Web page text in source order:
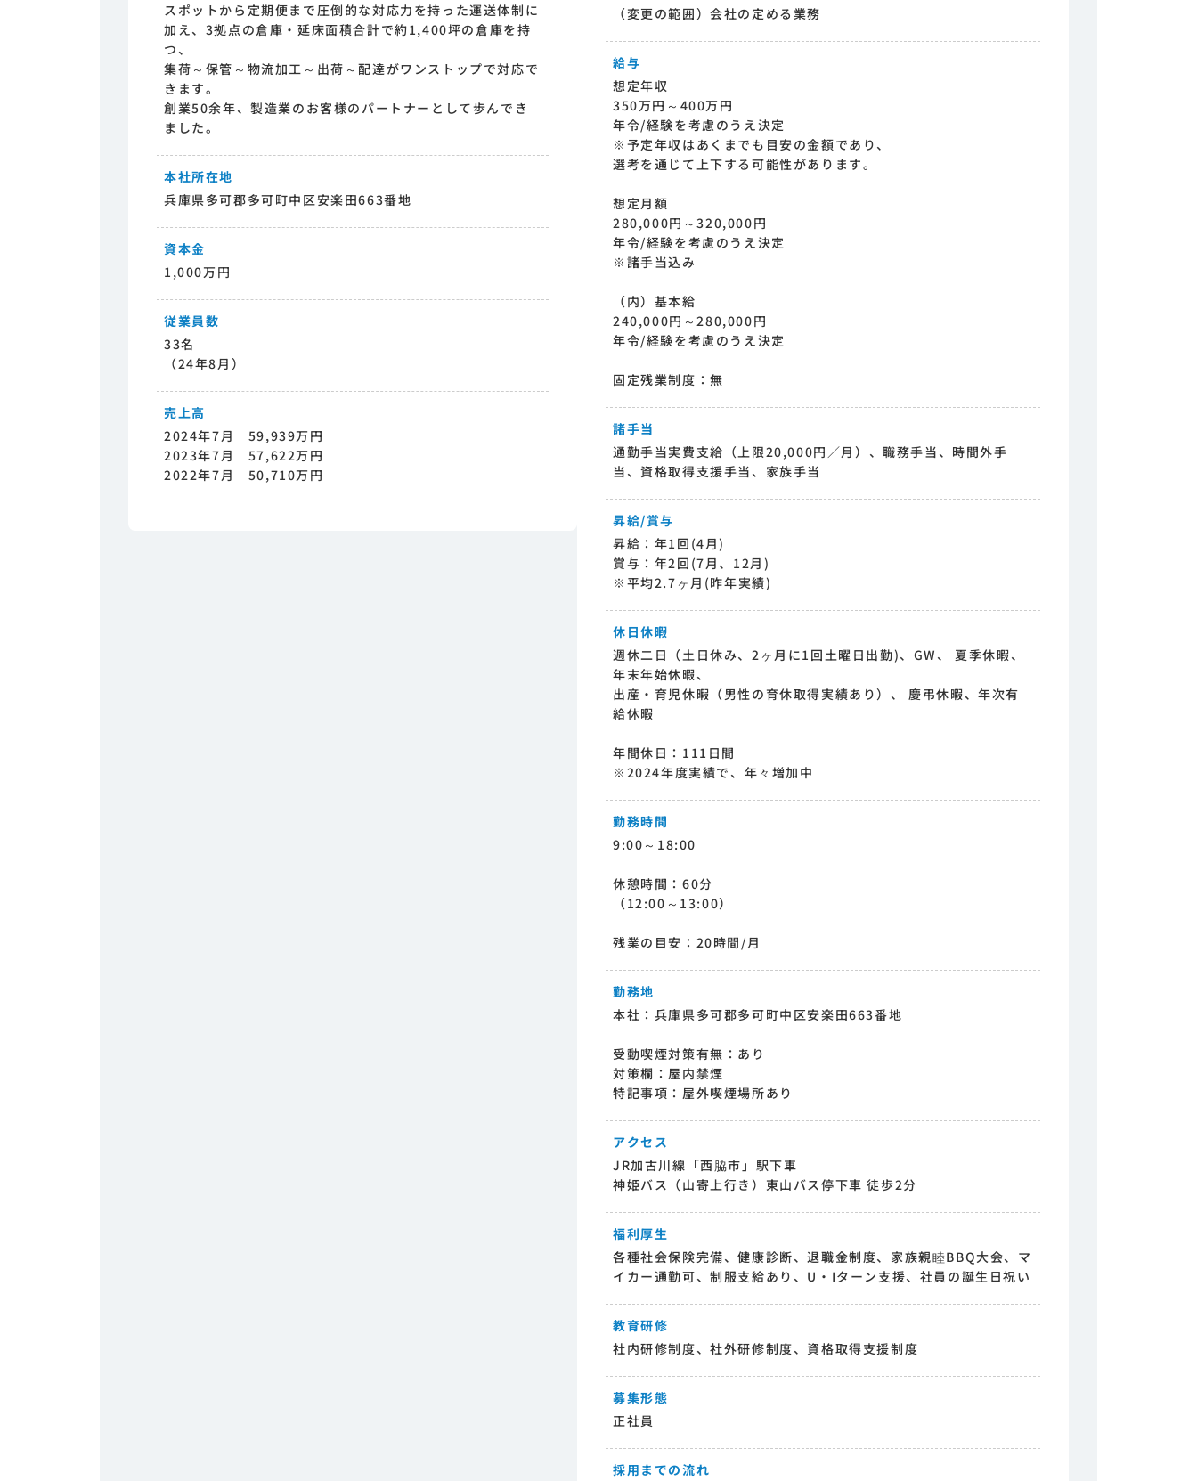
スポットから定期便まで圧倒的な対応力を持った運送体制に
加え、3拠点の倉庫・延床面積合計で約1,400坪の倉庫を持
つ、
集荷～保管～物流加工～出荷～配達がワンストップで対応で
きます。
創業50余年、製造業のお客様のパートナーとして歩んでき
ました。
本社所在地
兵庫県多可郡多可町中区安楽田663番地
資本金
1,000万円
従業員数
33名
（24年8月）
売上高
2024年7月 59,939万円
2023年7月 57,622万円
2022年7月 50,710万円
（変更の範囲）会社の定める業務
給与
想定年収
350万円～400万円
年令/経験を考慮のうえ決定
※予定年収はあくまでも目安の金額であり、
選考を通じて上下する可能性があります。
想定月額
280,000円～320,000円
年令/経験を考慮のうえ決定
※諸手当込み
（内）基本給
240,000円～280,000円
年令/経験を考慮のうえ決定
固定残業制度：無
諸手当
通勤手当実費支給（上限20,000円／月）、職務手当、時間外手
当、資格取得支援手当、家族手当
昇給/賞与
昇給：年1回(4月)
賞与：年2回(7月、12月)
※平均2.7ヶ月(昨年実績)
休日休暇
週休二日（土日休み、2ヶ月に1回土曜日出勤)、GW、 夏季休暇、
年末年始休暇、
出産・育児休暇（男性の育休取得実績あり）、 慶弔休暇、年次有
給休暇
年間休日：111日間
※2024年度実績で、年々増加中
勤務時間
9:00～18:00
休憩時間：60分
（12:00～13:00）
残業の目安：20時間/月
勤務地
本社：兵庫県多可郡多可町中区安楽田663番地
受動喫煙対策有無：あり
対策欄：屋内禁煙
特記事項：屋外喫煙場所あり
アクセス
JR加古川線「西脇市」駅下車
神姫バス（山寄上行き）東山バス停下車 徒歩2分
福利厚生
各種社会保険完備、健康診断、退職金制度、家族親睦BBQ大会、マ
イカー通勤可、制服支給あり、U・Iターン支援、社員の誕生日祝い
教育研修
社内研修制度、社外研修制度、資格取得支援制度
募集形態
正社員
採用までの流れ